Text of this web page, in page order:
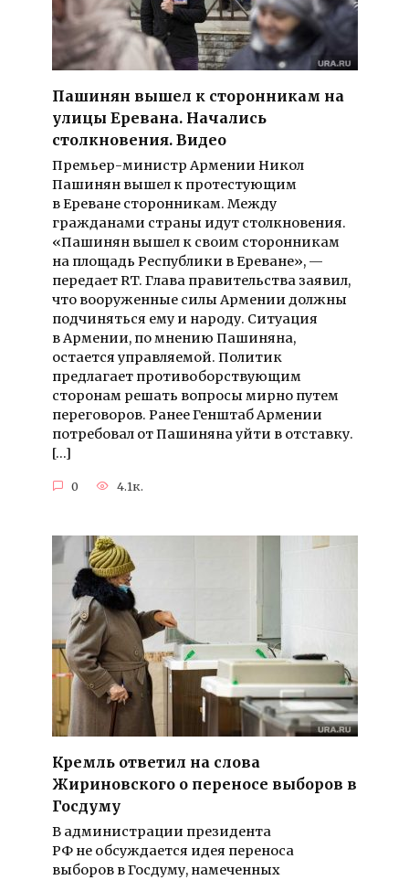
Пашинян вышел к сторонникам на
улицы Еревана. Начались
столкновения. Видео
Премьер-министр Армении Никол
Пашинян вышел к протестующим
в Ереване сторонникам. Между
гражданами страны идут столкновения.
«Пашинян вышел к своим сторонникам
на площадь Республики в Ереване», —
передает RT. Глава правительства заявил,
что вооруженные силы Армении должны
подчиняться ему и народу. Ситуация
в Армении, по мнению Пашиняна,
остается управляемой. Политик
предлагает противоборствующим
сторонам решать вопросы мирно путем
переговоров. Ранее Генштаб Армении
потребовал от Пашиняна уйти в отставку.
[…]
0 4.1к.
Кремль ответил на слова
Жириновского о переносе выборов в
Госдуму
В администрации президента
РФ не обсуждается идея переноса
выборов в Госдуму, намеченных